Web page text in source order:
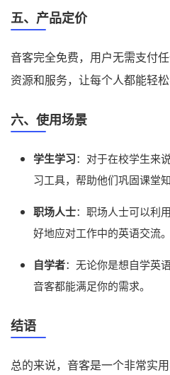
五、产品定价
音客完全免费，用户无需支付
资源和服务，让每个人都能轻松
六、使用场景
学生学习：对于在校学生来
习工具，帮助他们巩固课堂知
职场人士：职场人士可以利
好地应对工作中的英语交流。
自学者：无论你是想自学英
音客都能满足你的需求。
结语
总的来说，音客是一个非常实